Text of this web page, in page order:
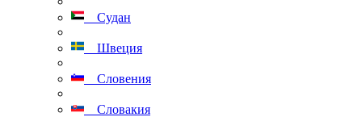
Судан
Швеция
Словения
Словакия